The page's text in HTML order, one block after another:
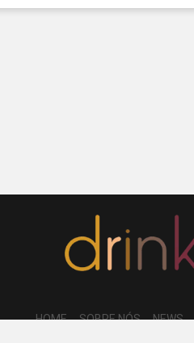
HOME SOBRE NÓS NEWS